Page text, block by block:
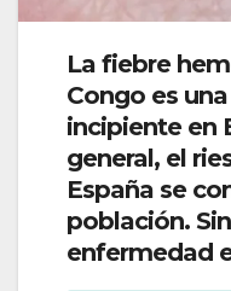
La fiebre
Congo es
incipiente en
general, el
España se
población.
enfermedad